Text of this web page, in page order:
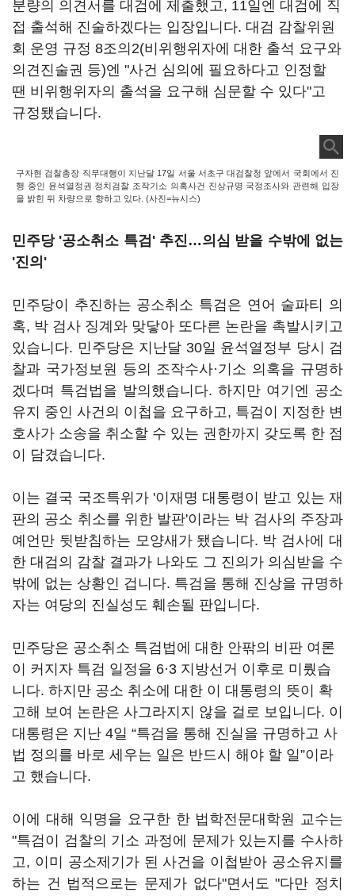
분량의 의견서를 대검에 제출했고, 11일엔 대검에 직
접 출석해 진술하겠다는 입장입니다. 대검 감찰위원
회 운영 규정 8조의2(비위행위자에 대한 출석 요구와
의견진술권 등)엔 "사건 심의에 필요하다고 인정할
땐 비위행위자의 출석을 요구해 심문할 수 있다"고
규정됐습니다.
구자현 검찰총장 직무대행이 지난달 17일 서울 서초구 대검찰청 앞에서 국회에서 진
행 중인 윤석열정권 정치검찰 조작기소 의혹사건 진상규명 국정조사와 관련해 입장
을 밝힌 뒤 차량으로 향하고 있다. (사진=뉴시스)
민주당 '공소취소 특검' 추진…의심 받을 수밖에 없는
'진의'
민주당이 추진하는 공소취소 특검은 연어 술파티 의
혹, 박 검사 징계와 맞닿아 또다른 논란을 촉발시키고
있습니다. 민주당은 지난달 30일 윤석열정부 당시 검
찰과 국가정보원 등의 조작수사·기소 의혹을 규명하
겠다며 특검법을 발의했습니다. 하지만 여기엔 공소
유지 중인 사건의 이첩을 요구하고, 특검이 지정한 변
호사가 소송을 취소할 수 있는 권한까지 갖도록 한 점
이 담겼습니다.
이는 결국 국조특위가 '이재명 대통령이 받고 있는 재
판의 공소 취소를 위한 발판'이라는 박 검사의 주장과
예언만 뒷받침하는 모양새가 됐습니다. 박 검사에 대
한 대검의 감찰 결과가 나와도 그 진의가 의심받을 수
밖에 없는 상황인 겁니다. 특검을 통해 진상을 규명하
자는 여당의 진실성도 훼손될 판입니다.
민주당은 공소취소 특검법에 대한 안팎의 비판 여론
이 커지자 특검 일정을 6·3 지방선거 이후로 미뤘습
니다. 하지만 공소 취소에 대한 이 대통령의 뜻이 확
고해 보여 논란은 사그라지지 않을 걸로 보입니다. 이
대통령은 지난 4일 “특검을 통해 진실을 규명하고 사
법 정의를 바로 세우는 일은 반드시 해야 할 일”이라
고 했습니다.
이에 대해 익명을 요구한 한 법학전문대학원 교수는
"특검이 검찰의 기소 과정에 문제가 있는지를 수사하
고, 이미 공소제기가 된 사건을 이첩받아 공소유지를
하는 건 법적으로는 문제가 없다"면서도 "다만 정치